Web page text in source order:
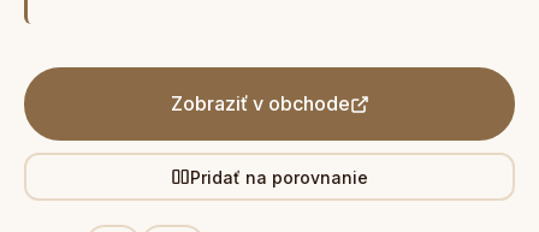
Zobraziť v obchode
Pridať na porovnanie